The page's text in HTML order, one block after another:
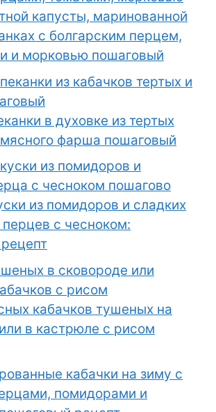
капусты, маринованной
с болгарским перцем,
и морковью пошаговый
в духовке из тертых
фарша пошаговый
из помидоров и сладких
перцев с чесноком:
кабачков тушеных на
в кастрюле с рисом